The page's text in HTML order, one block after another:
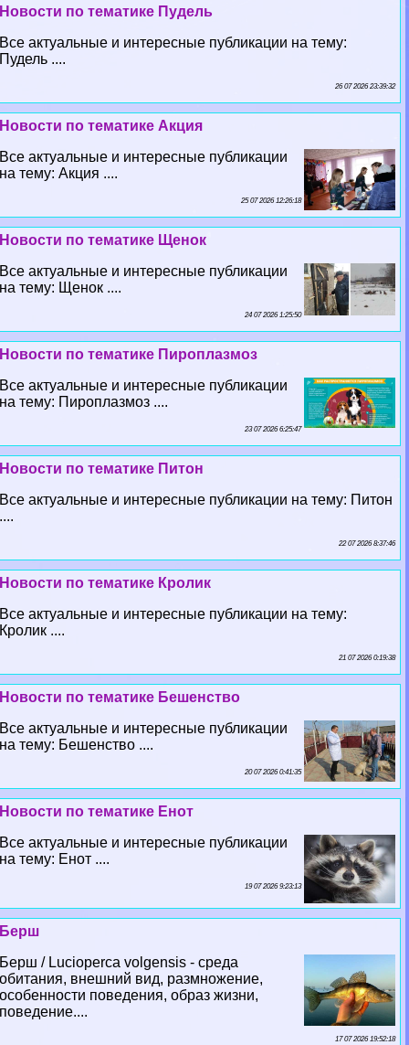
Новости по тематике Пудель
Все актуальные и интересные публикации на тему:
Пудель ....
26 07 2026 23:39:32
Новости по тематике Акция
Все актуальные и интересные публикации
на тему: Акция ....
25 07 2026 12:26:18
Новости по тематике Щенок
Все актуальные и интересные публикации
на тему: Щенок ....
24 07 2026 1:25:50
Новости по тематике Пироплазмоз
Все актуальные и интересные публикации
на тему: Пироплазмоз ....
23 07 2026 6:25:47
Новости по тематике Питон
Все актуальные и интересные публикации на тему: Питон
....
22 07 2026 8:37:46
Новости по тематике Кролик
Все актуальные и интересные публикации на тему:
Кролик ....
21 07 2026 0:19:38
Новости по тематике Бешенство
Все актуальные и интересные публикации
на тему: Бешенство ....
20 07 2026 0:41:35
Новости по тематике Енот
Все актуальные и интересные публикации
на тему: Енот ....
19 07 2026 9:23:13
Берш
Берш / Lucioperca volgensis - среда
обитания, внешний вид, размножение,
особенности поведения, образ жизни,
поведение....
17 07 2026 19:52:18